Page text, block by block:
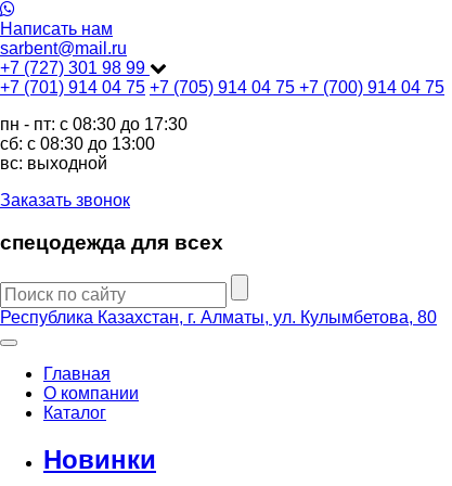
Написать нам
sarbent@mail.ru
+7 (727) 301 98 99
+7 (701) 914 04 75 +7 (705) 914 04 75 +7 (700) 914 04 75
пн - пт: c 08:30 до 17:30
сб: c 08:30 до 13:00
вс: выходной
Заказать звонок
спецодежда для всех
Республика Казахстан, г. Алматы, ул. Кулымбетова, 80
Главная
О компании
Каталог
Новинки